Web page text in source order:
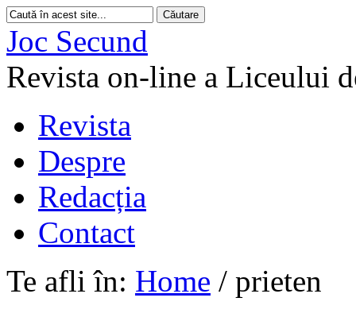
Joc Secund
Revista on-line a Liceului
Revista
Despre
Redacția
Contact
Te afli în: Home / prieten